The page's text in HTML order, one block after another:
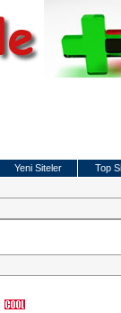
Yeni Siteler
Top